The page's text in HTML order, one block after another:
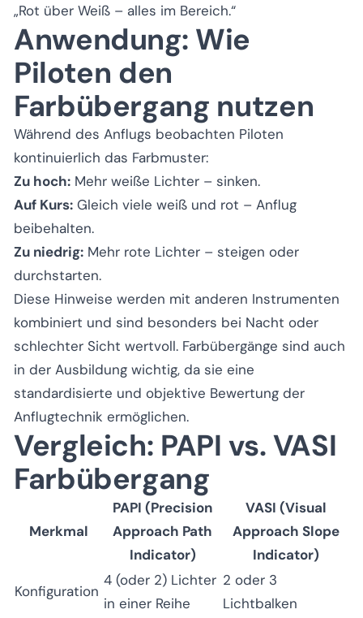
„Rot über Weiß – alles im Bereich.“
Anwendung: Wie
Piloten den
Farbübergang nutzen
Während des Anflugs beobachten Piloten
kontinuierlich das Farbmuster:
Zu hoch: Mehr weiße Lichter – sinken.
Auf Kurs: Gleich viele weiß und rot – Anflug
beibehalten.
Zu niedrig: Mehr rote Lichter – steigen oder
durchstarten.
Diese Hinweise werden mit anderen Instrumenten
kombiniert und sind besonders bei Nacht oder
schlechter Sicht wertvoll. Farbübergänge sind auch
in der Ausbildung wichtig, da sie eine
standardisierte und objektive Bewertung der
Anflugtechnik ermöglichen.
Vergleich: PAPI vs. VASI
Farbübergang
Merkmal
PAPI (Precision
Approach Path
Indicator)
VASI (Visual
Approach Slope
Indicator)
Konfiguration
4 (oder 2) Lichter
in einer Reihe
2 oder 3
Lichtbalken